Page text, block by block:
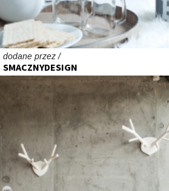
dodane przez /
SMACZNYDESIGN